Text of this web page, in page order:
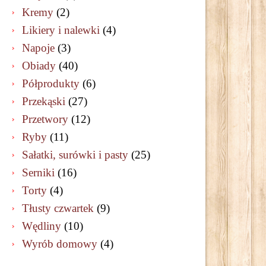
Kremy (2)
Likiery i nalewki (4)
Napoje (3)
Obiady (40)
Półprodukty (6)
Przekąski (27)
Przetwory (12)
Ryby (11)
Sałatki, surówki i pasty (25)
Serniki (16)
Torty (4)
Tłusty czwartek (9)
Wędliny (10)
Wyrób domowy (4)